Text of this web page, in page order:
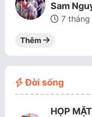
Sam
7
Thêm
Đời sống
HỌP